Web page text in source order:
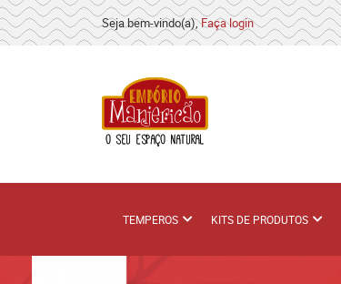
Seja bem-vindo(a),Faça login
TEMPEROS KITS DE PRODUTOS